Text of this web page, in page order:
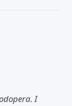
I